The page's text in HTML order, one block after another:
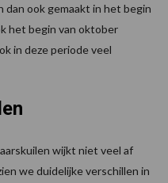
dan ook gemaakt in het begin
het begin van oktober
in deze periode veel
wijkt niet veel af
we duidelijke verschillen in